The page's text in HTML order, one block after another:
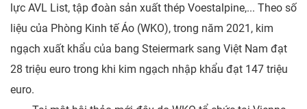
lực AVL List, tập đoàn sản xuất thép Voestalpine,... Theo số
liệu của Phòng Kinh tế Áo (WKO), trong năm 2021, kim
ngạch xuất khẩu của bang Steiermark sang Việt Nam đạt
28 triệu euro trong khi kim ngạch nhập khẩu đạt 147 triệu
euro.